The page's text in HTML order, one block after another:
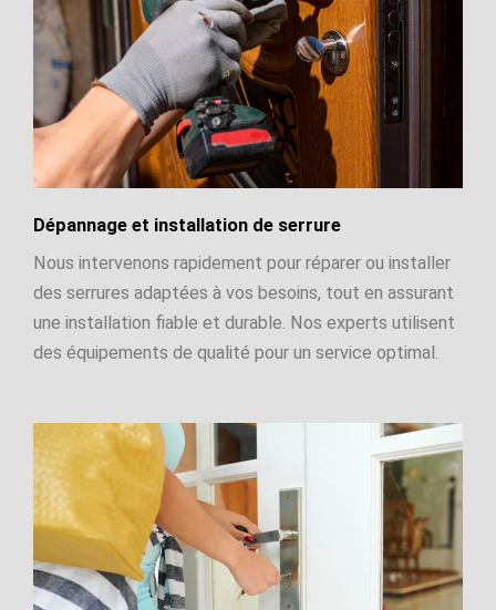
Dépannage et installation de serrure
Nous intervenons rapidement pour réparer ou installer
des serrures adaptées à vos besoins, tout en assurant
une installation fiable et durable. Nos experts utilisent
des équipements de qualité pour un service optimal.